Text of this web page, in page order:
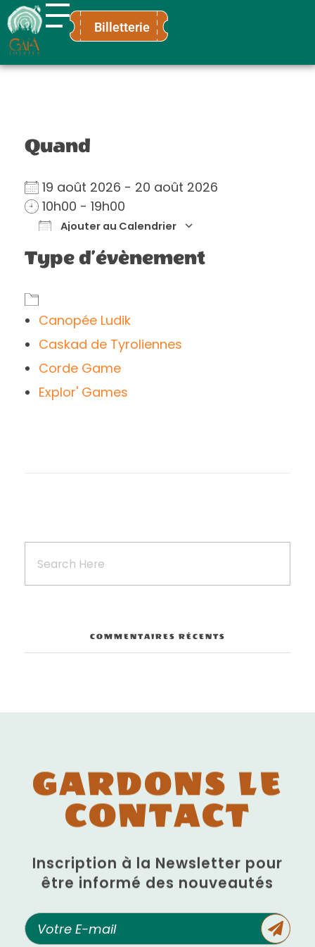
Gaïa Loisirs
Terre ludique et innovante pour tous
Billetterie
Quand
19 août 2026 - 20 août 2026
10h00 - 19h00
Ajouter au Calendrier
Télécharger ICS
Type d’évènement
Canopée Ludik
Caskad de Tyroliennes
Corde Game
Explor' Games
COMMENTAIRES RÉCENTS
GARDONS LE
CONTACT
Inscription à la Newsletter pour
être informé des nouveautés